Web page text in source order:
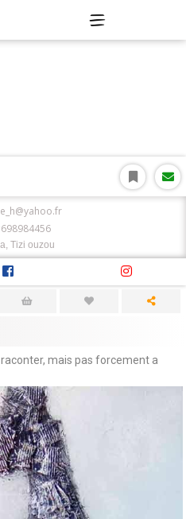
Tizi ouzou
raconter, mais pas forcement a